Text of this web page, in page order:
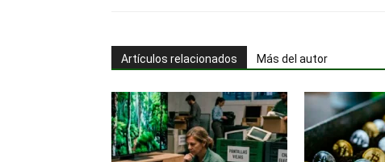
Artículos relacionados Más del autor